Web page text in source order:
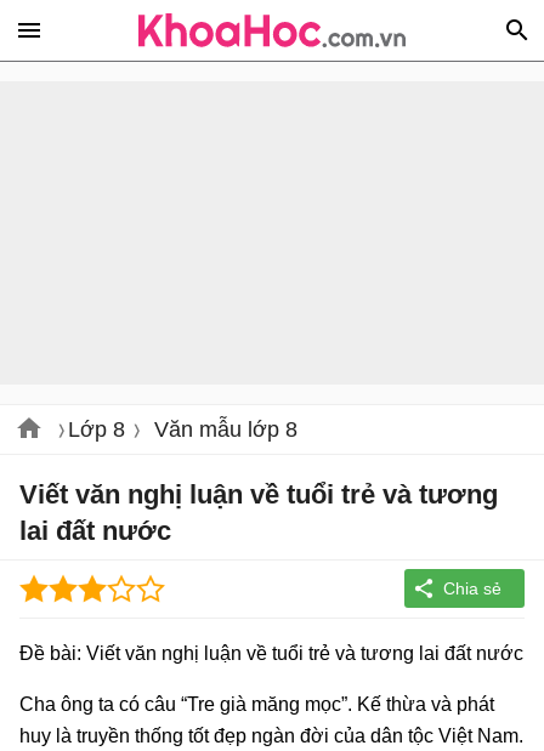
Lớp 8 Văn mẫu lớp 8
Viết văn nghị luận về tuổi trẻ và tương
lai đất nước
Đề bài: Viết văn nghị luận về tuổi trẻ và tương lai đất nước
Cha ông ta có câu “Tre già măng mọc”. Kế thừa và phát
huy là truyền thống tốt đẹp ngàn đời của dân tộc Việt Nam.